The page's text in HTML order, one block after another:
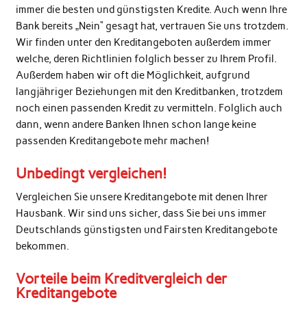
immer die besten und günstigsten Kredite. Auch wenn Ihre
Bank bereits „Nein“ gesagt hat, vertrauen Sie uns trotzdem.
Wir finden unter den Kreditangeboten außerdem immer
welche, deren Richtlinien folglich besser zu Ihrem Profil.
Außerdem haben wir oft die Möglichkeit, aufgrund
langjähriger Beziehungen mit den Kreditbanken, trotzdem
noch einen passenden Kredit zu vermitteln. Folglich auch
dann, wenn andere Banken Ihnen schon lange keine
passenden Kreditangebote mehr machen!
Unbedingt vergleichen!
Vergleichen Sie unsere Kreditangebote mit denen Ihrer
Hausbank. Wir sind uns sicher, dass Sie bei uns immer
Deutschlands günstigsten und Fairsten Kreditangebote
bekommen.
Vorteile beim Kreditvergleich der
Kreditangebote